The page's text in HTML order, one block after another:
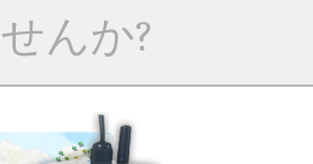
んか?